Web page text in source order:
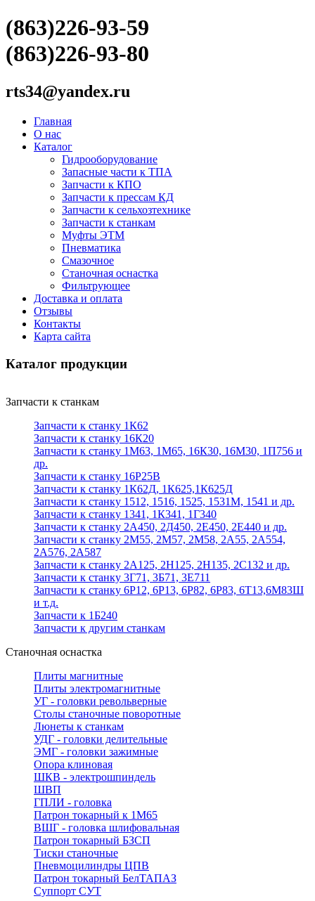
(863)226-93-59
(863)226-93-80
rts34@yandex.ru
Главная
О нас
Каталог
Гидрооборудование
Запасные части к ТПА
Запчасти к КПО
Запчасти к прессам КД
Запчасти к сельхозтехнике
Запчасти к станкам
Муфты ЭТМ
Пневматика
Смазочное
Станочная оснастка
Фильтрующее
Доставка и оплата
Отзывы
Контакты
Карта сайта
Каталог продукции
Запчасти к станкам
Запчасти к станку 1К62
Запчасти к станку 16К20
Запчасти к станку 1М63, 1М65, 16К30, 16М30, 1П756 и
др.
Запчасти к станку 16Р25В
Запчасти к станку 1К62Д, 1К625,1К625Д
Запчасти к станку 1512, 1516, 1525, 1531М, 1541 и др.
Запчасти к станку 1341, 1К341, 1Г340
Запчасти к станку 2А450, 2Д450, 2Е450, 2Е440 и др.
Запчасти к станку 2М55, 2М57, 2М58, 2А55, 2А554,
2А576, 2А587
Запчасти к станку 2А125, 2Н125, 2Н135, 2С132 и др.
Запчасти к станку 3Г71, 3Б71, 3Е711
Запчасти к станку 6Р12, 6Р13, 6Р82, 6Р83, 6Т13,6М83Ш
и т.д.
Запчасти к 1Б240
Запчасти к другим станкам
Станочная оснастка
Плиты магнитные
Плиты электромагнитные
УГ - головки револьверные
Столы станочные поворотные
Люнеты к станкам
УДГ - головки делительные
ЭМГ - головки зажимные
Опора клиновая
ШКВ - электрошпиндель
ШВП
ГПЛИ - головка
Патрон токарный к 1М65
ВШГ - головка шлифовальная
Патрон токарный БЗСП
Тиски станочные
Пневмоцилиндры ЦПВ
Патрон токарный БелТАПАЗ
Суппорт СУТ